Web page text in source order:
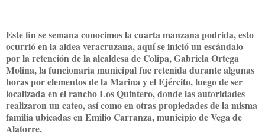
Este fin se semana conocimos la cuarta manzana podrida, esto
ocurrió en la aldea veracruzana, aquí se inició un escándalo
por la retención de la alcaldesa de Colipa, Gabriela Ortega
Molina, la funcionaria municipal fue retenida durante algunas
horas por elementos de la Marina y el Ejército, luego de ser
localizada en el rancho Los Quintero, donde las autoridades
realizaron un cateo, así como en otras propiedades de la misma
familia ubicadas en Emilio Carranza, municipio de Vega de
Alatorre,